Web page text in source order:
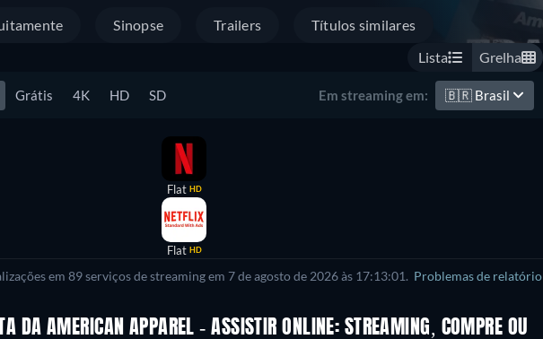
Sinopse Trailers Títulos similares
Lista Grelha
Grátis 4K HD SD Em streaming em: 🇧🇷 Brasil
Flat HD
Flat HD
em 89 serviços de streaming em 7 de agosto de 2026 às 17:13:01. Problemas de relatório
DA AMERICAN APPAREL - ASSISTIR ONLINE: STREAMING, COMPRE OU